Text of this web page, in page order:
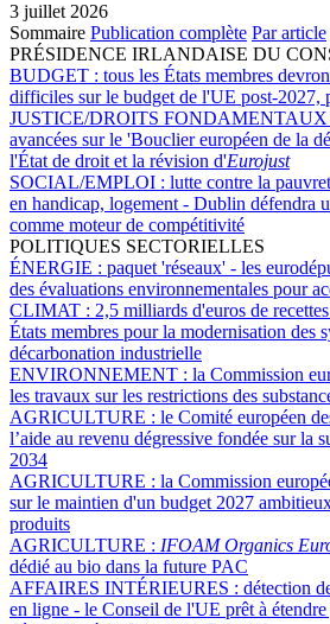
3 juillet 2026
Sommaire Publication complète Par article
PRÉSIDENCE IRLANDAISE DU
BUDGET : tous les États membres
difficiles sur le budget de l'UE post-2027,
JUSTICE/DROITS FONDAMENTAUX
avancées sur le 'Bouclier européen de la
l'État de droit et la révision d'Eurojust
SOCIAL/EMPLOI : lutte contre la
en handicap, logement - Dublin défendra
comme moteur de compétitivité
POLITIQUES SECTORIELLES
ÉNERGIE : paquet 'réseaux' - les
des évaluations environnementales pour
CLIMAT : 2,5 milliards d'euros de
États membres pour la modernisation des
décarbonation industrielle
ENVIRONNEMENT : la Commission
les travaux sur les restrictions des
AGRICULTURE : le Comité européen
l’aide au revenu dégressive fondée sur la
2034
AGRICULTURE : la Commission
sur le maintien d'un budget 2027
produits
AGRICULTURE : IFOAM Organics
dédié au bio dans la future PAC
AFFAIRES INTÉRIEURES : détection
en ligne - le Conseil de l'UE prêt à